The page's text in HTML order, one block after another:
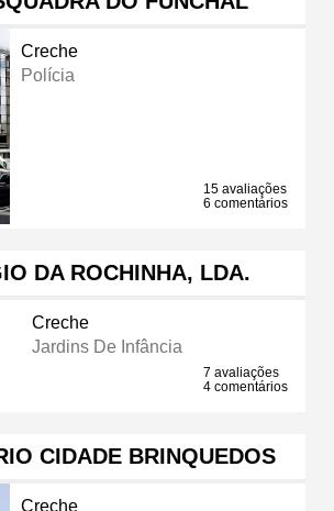
Creche
Polícia
15 avaliações
6 comentários
DA ROCHINHA, LDA.
Creche
Jardins De Infância
7 avaliações
4 comentários
CIDADE BRINQUEDOS
Creche